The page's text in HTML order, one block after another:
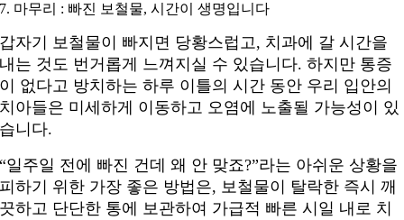
7. 마무리 : 빠진 보철물, 시간이 생명입니다
갑자기 보철물이 빠지면 당황스럽고, 치과에 갈 시간을
내는 것도 번거롭게 느껴지실 수 있습니다. 하지만 통증
이 없다고 방치하는 하루 이틀의 시간 동안 우리 입안의
치아들은 미세하게 이동하고 오염에 노출될 가능성이 있
습니다.
“일주일 전에 빠진 건데 왜 안 맞죠?”라는 아쉬운 상황을
피하기 위한 가장 좋은 방법은, 보철물이 탈락한 즉시 깨
끗하고 단단한 통에 보관하여 가급적 빠른 시일 내로 치